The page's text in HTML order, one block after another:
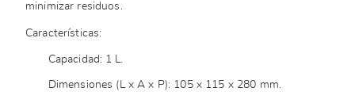
minimizar residuos.
Características:
Capacidad: 1 L.
Dimensiones (L x A x P): 105 x 115 x 280 mm.